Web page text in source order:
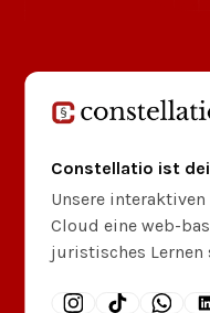
Constellatio ist
Unsere
Cloud eine web-
juristisches Lernen